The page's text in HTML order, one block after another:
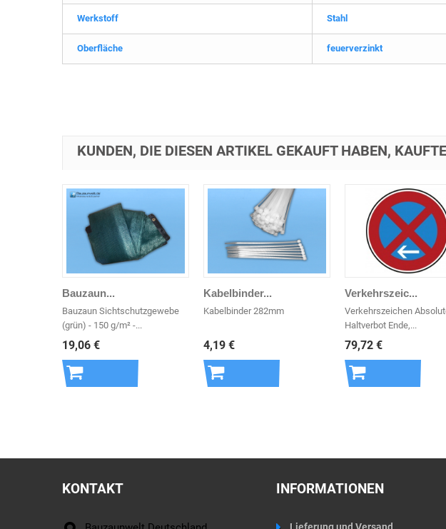
Werkstoff Stahl
Oberfläche feuerverzinkt
KUNDEN, DIE DIESEN ARTIKEL GEKAUFT HABEN,
Bauzaun...
Bauzaun Sichtschutzgewebe
(grün) - 150 g/m² -...
19,06 €
Kabelbinder...
Kabelbinder 282mm
4,19 €
Verkehrszeic...
Verkehrszeichen
Haltverbot Ende,...
79,72 €
KONTAKT INFORMATIONEN